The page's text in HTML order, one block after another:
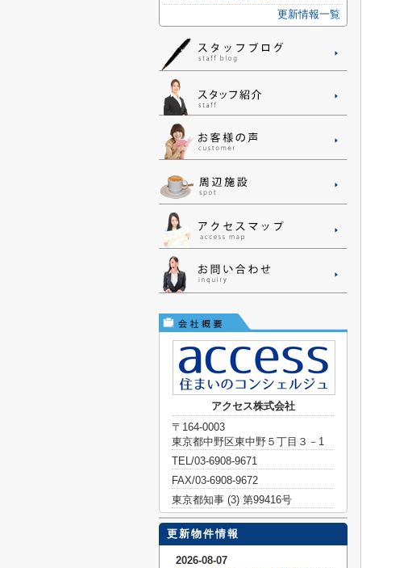
更新情報一覧
アクセス株式会社
〒164-0003
東京都中野区東中野５丁目３－1
TEL/03-6908-9671
FAX/03-6908-9672
東京都知事 (3) 第99416号
更新物件情報
2026-08-07